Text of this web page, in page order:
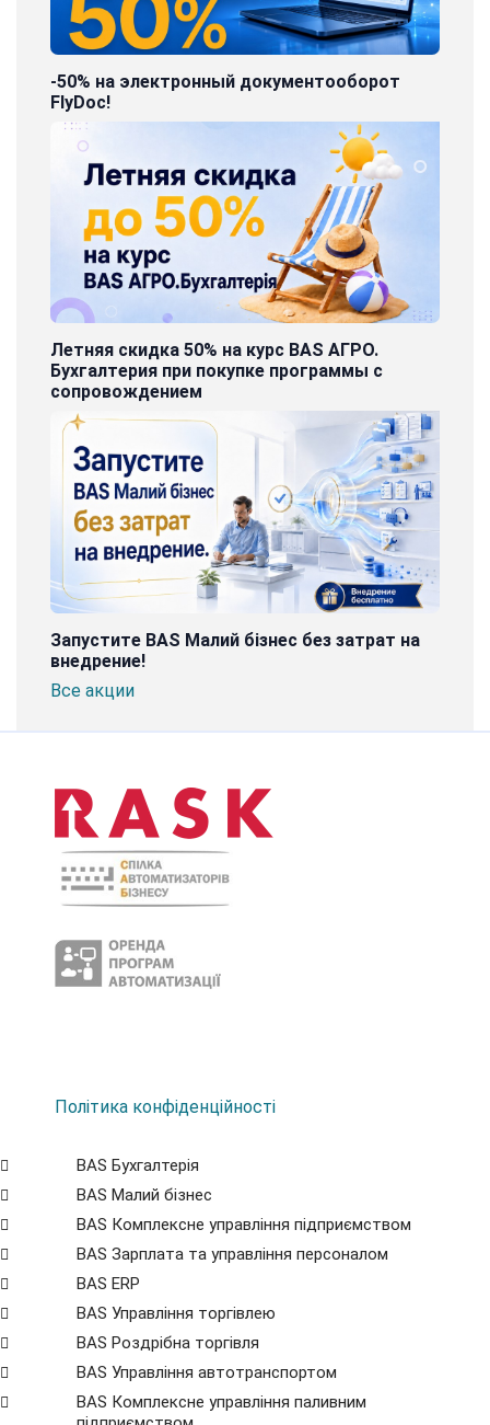
-50% на электронный документооборот
FlyDoc!
Летняя скидка 50% на курс BAS АГРО.
Бухгалтерия при покупке программы с
сопровождением
Запустите BAS Малий бізнес без затрат на
внедрение!
Все акции
Політика конфіденційності
BAS Бухгалтерія
BAS Малий бізнес
BAS Комплексне управління підприємством
BAS Зарплата та управління персоналом
BAS ERP
BAS Управління торгівлею
BAS Роздрібна торгівля
BAS Управління автотранспортом
BAS Комплексне управління паливним